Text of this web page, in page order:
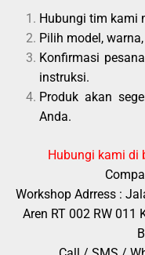
Hubungi tim kami
Pilih model,
Konfirmasi
instruksi.
Produk akan
Anda.
Hubungi kami di
Workshop Adrress :
Aren RT 002 RW 011